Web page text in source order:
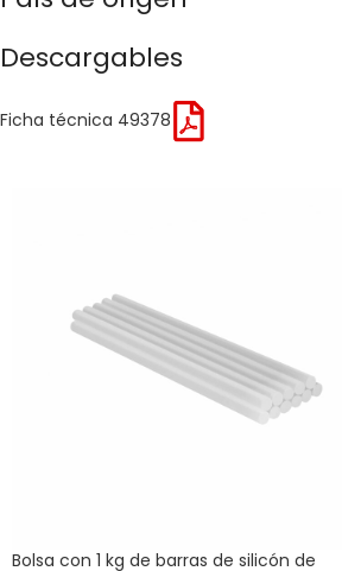
Descargables
Ficha técnica 49378
Bolsa con 1 kg de barras de silicón de